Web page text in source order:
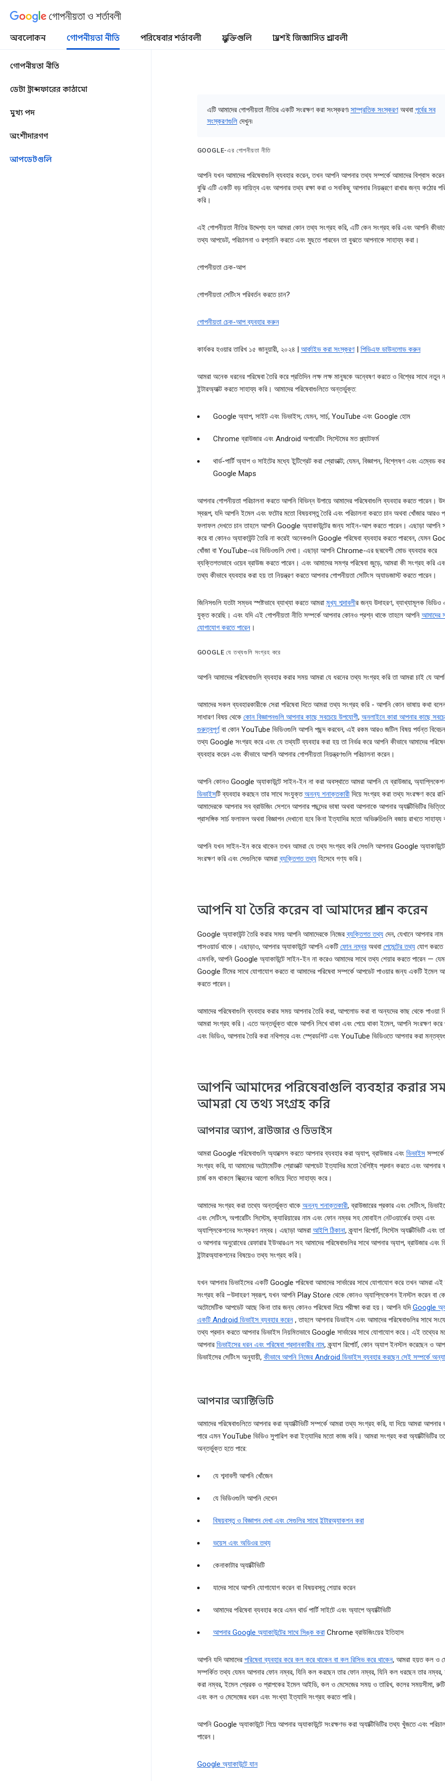
গোপনীয়তা ও শর্তাবলী
অবলোকন গোপনীয়তা নীতি পরিষেবার শর্তাবলী প্রযুক্তিগুলি প্রায়শই জিজ্ঞাসিত প্রশ্নাবলী
গোপনীয়তা নীতি
ডেটা ট্রান্সফারের কাঠামো
মুখ্য পদ
অংশীদারগণ
আপডেটগুলি
এটি আমাদের গোপনীয়তা নীতির একটি সংরক্ষণ করা সংস্করণ৷ সাম্প্রতিক সংস্করণঅথবা পূর্বের সব
সংস্করণগুলিদেখুন৷
GOOGLE-এর গোপনীয়তা নীতি
আপনি যখন আমাদের পরিষেবাগুলি ব্যবহার করেন, তখন আপনি আপনার তথ্য সম্পর্কে আমাদের বিশ্বাস
বুঝি এটি একটি বড় দায়িত্ব এবং আপনার তথ্য রক্ষা করা ও সবকিছু আপনার নিয়ন্ত্রণে রাখার জন্য কঠোর
করি।
এই গোপনীয়তা নীতির উদ্দেশ্য হল আমরা কোন তথ্য সংগ্রহ করি, এটি কেন সংগ্রহ করি এবং আপনি
তথ্য আপডেট, পরিচালনা ও রপ্তানি করতে এবং মুছতে পারবেন তা বুঝতে আপনাকে সাহায্য করা।
গোপনীয়তা চেক-আপ
গোপনীয়তা সেটিংস পরিবর্তন করতে চান?
গোপনীয়তা চেক-আপ ব্যবহার করুন
কার্যকর হওয়ার তারিখ ১৫ জানুয়ারী, ২০২৪ | আর্কাইভ করা সংস্করণ| পিডিএফ ডাউনলোড করুন
আমরা অনেক ধরনের পরিষেবা তৈরি করে প্রতিদিন লক্ষ লক্ষ মানুষকে অন্বেষণ করতে ও বিশ্বের সাথে নতুন
ইন্টারঅ্যাক্ট করতে সাহায্য করি। আমাদের পরিষেবাগুলিতে অন্তর্ভুক্ত:
Google অ্যাপ, সাইট এবং ডিভাইস; যেমন, সার্চ, YouTube এবং Google হোম
Chrome ব্রাউজার এবং Android অপারেটিং সিস্টেমের মত প্ল্যাটফর্ম
থার্ড-পার্টি অ্যাপ ও সাইটের মধ্যে ইন্টিগ্রেট করা প্রোডাক্ট; যেমন, বিজ্ঞাপন, বিশ্লেষণ এবং এম্বেড
Google Maps
আপনার গোপনীয়তা পরিচালনা করতে আপনি বিভিন্ন উপায়ে আমাদের পরিষেবাগুলি ব্যবহার করতে পারেন।
স্বরূপ, যদি আপনি ইমেল এবং ফটোর মতো বিষয়বস্তু তৈরি এবং পরিচালনা করতে চান অথবা খোঁজার আরও
ফলাফল দেখতে চান তাহলে আপনি Google অ্যাকাউন্টের জন্য সাইন-আপ করতে পারেন। এছাড়া
করে বা কোনও অ্যাকাউন্ট তৈরি না করেই অনেকগুলি Google পরিষেবা ব্যবহার করতে পারবেন, যেমন
খোঁজা বা YouTube-এর ভিডিওগুলি দেখা। এছাড়া আপনি Chrome-এর ছদ্মবেশী মোড ব্যবহার করে
ব্যক্তিগতভাবে ওয়েব ব্রাউজ করতে পারেন। এবং আমাদের সমগ্র পরিষেবা জুড়ে, আমরা কী সংগ্রহ করি
তথ্য কীভাবে ব্যবহার করা হয় তা নিয়ন্ত্রণ করতে আপনার গোপনীয়তা সেটিংস অ্যাডজাস্ট করতে পারেন।
জিনিসগুলি যতটা সম্ভব স্পষ্টভাবে ব্যাখ্যা করতে আমরা মুখ্য শব্দাবলীর জন্য উদাহরণ, ব্যাখ্যামূলক ভিডিও
যুক্ত করেছি। এবং যদি এই গোপনীয়তা নীতি সম্পর্কে আপনার কোনও প্রশ্ন থাকে তাহলে আপনি আমাদের
যোগাযোগ করতে পারেন।
GOOGLE যে তথ্যগুলি সংগ্রহ করে
আপনি আমাদের পরিষেবাগুলি ব্যবহার করার সময় আমরা যে ধরনের তথ্য সংগ্রহ করি তা আমরা চাই যে
আমাদের সকল ব্যবহারকারীকে সেরা পরিষেবা দিতে আমরা তথ্য সংগ্রহ করি - আপনি কোন ভাষায় কথা
সাধারণ বিষয় থেকে কোন বিজ্ঞাপনগুলি আপনার কাছে সবচেয়ে উপযোগী, অনলাইনে কারা আপনার কাছে
গুরুত্বপূর্ণবা কোন YouTube ভিডিওগুলি আপনি পছন্দ করবেন, এই রকম আরও জটিল বিষয় পর্যন্ত
তথ্য Google সংগ্রহ করে এবং যে তথ্যটি ব্যবহার করা হয় তা নির্ভর করে আপনি কীভাবে আমাদের
ব্যবহার করেন এবং কীভাবে আপনি আপনার গোপনীয়তা নিয়ন্ত্রণগুলি পরিচালনা করেন।
আপনি কোনও Google অ্যাকাউন্টে সাইন-ইন না করা অবস্থাতে আমরা আপনি যে ব্রাউজার,
ডিভাইসটি ব্যবহার করছেন তার সাথে সংযুক্তঅনন্য শনাক্তকারীদিয়ে সংগ্রহ করা তথ্য সংরক্ষণ করে
আমাদেরকে আপনার সব ব্রাউজিং সেশনে আপনার পছন্দের ভাষা অথবা আপনাকে আপনার অ্যাক্টিভিটির
প্রাসঙ্গিক সার্চ ফলাফল অথবা বিজ্ঞাপন দেখানো হবে কিনা ইত্যাদির মতো অভিরুচিগুলি বজায় রাখতে সাহায্য
আপনি যখন সাইন-ইন করে থাকেন তখন আমরা যে তথ্য সংগ্রহ করি সেগুলি আপনার Google
সংরক্ষণ করি এবং সেগুলিকে আমরাব্যক্তিগত তথ্যহিসেবে গণ্য করি।
আপনি যা তৈরি করেন বা আমাদের প্রদান করেন
Google অ্যাকাউন্ট তৈরি করার সময় আপনি আমাদেরকে নিজেরব্যক্তিগত তথ্যদেন, যেখানে আপনার নাম
পাসওয়ার্ড থাকে। এছাড়াও, আপনার অ্যাকাউন্টে আপনি একটি ফোন নম্বরঅথবা পেমেন্টের তথ্যযোগ করতে
এমনকি, আপনি Google অ্যাকাউন্টে সাইন-ইন না করেও আমাদের সাথে তথ্য শেয়ার করতে পারেন —
Google টিমের সাথে যোগাযোগ করতে বা আমাদের পরিষেবা সম্পর্কে আপডেট পাওয়ার জন্য একটি ইমেল
করতে পারেন।
আমাদের পরিষেবাগুলি ব্যবহার করার সময় আপনার তৈরি করা, আপলোড করা বা অন্যদের কাছ থেকে পাওয়া
আমরা সংগ্রহ করি। এতে অন্তর্ভুক্ত থাকে আপনি লিখে থাকা এবং পেয়ে থাকা ইমেল, আপনি সংরক্ষণ করে
এবং ভিডিও, আপনার তৈরি করা নথিপত্র এবং স্প্রেডশিট এবং YouTube ভিডিওতে আপনার করা
আপনি আমাদের পরিষেবাগুলি ব্যবহার করার
আমরা যে তথ্য সংগ্রহ করি
আপনার অ্যাপ, ব্রাউজার ও ডিভাইস
আমরা Google পরিষেবাগুলি অ্যাক্সেস করতে আপনার ব্যবহার করা অ্যাপ, ব্রাউজার এবং ডিভাইস
সংগ্রহ করি, যা আমাদের অটোমেটিক প্রোডাক্ট আপডেট ইত্যাদির মতো বৈশিষ্ট্য প্রদান করতে এবং আপনার
চার্জ কম থাকলে স্ক্রিনের আলো কমিয়ে দিতে সাহায্য করে।
আমাদের সংগ্রহ করা তথ্যে অন্তর্ভুক্ত থাকে অনন্য শনাক্তকারী, ব্রাউজারের প্রকার এবং সেটিংস,
এবং সেটিংস, অপারেটিং সিস্টেম, ক্যারিয়ারের নাম এবং ফোন নম্বর সহ মোবাইল নেটওয়ার্কের তথ্য এবং
অ্যাপ্লিকেশনের সংস্করণ নম্বর। এছাড়া আমরা আইপি ঠিকানা, ক্র্যাশ রিপোর্ট, সিস্টেম অ্যাক্টিভিটি এবং
ও আপনার অনুরোধের রেফারার ইউআরএল সহ আমাদের পরিষেবাগুলির সাথে আপনার অ্যাপ, ব্রাউজার এবং
ইন্টারঅ্যাকশনের বিষয়েও তথ্য সংগ্রহ করি।
যখন আপনার ডিভাইসের একটি Google পরিষেবা আমাদের সার্ভারের সাথে যোগাযোগ করে তখন আমরা
সংগ্রহ করি –উদাহরণ স্বরূপ, যখন আপনি Play Store থেকে কোনও অ্যাপ্লিকেশন ইনস্টল করেন বা
অটোমেটিক আপডেট আছে কিনা তার জন্য কোনও পরিষেবা দিয়ে পরীক্ষা করা হয়। আপনি যদিGoogle
একটি Android ডিভাইস ব্যবহার করেন, তাহলে আপনার ডিভাইস এবং আমাদের পরিষেবাগুলির সাথে
তথ্য প্রদান করতে আপনার ডিভাইস নিয়মিতভাবে Google সার্ভারের সাথে যোগাযোগ করে। এই তথ্যের
আপনার ডিভাইসের ধরন এবং পরিষেবা প্রদানকারীর নাম, ক্র্যাশ রিপোর্ট, কোন অ্যাপ ইনস্টল করেছেন ও
ডিভাইসের সেটিংস অনুযায়ী, কীভাবে আপনি নিজের Android ডিভাইস ব্যবহার করছেন সেই সম্পর্কে
আপনার অ্যাক্টিভিটি
আমাদের পরিষেবাগুলিতে আপনার করা অ্যাক্টিভিটি সম্পর্কে আমরা তথ্য সংগ্রহ করি, যা দিয়ে আমরা আপনার
পারে এমন YouTube ভিডিও সুপারিশ করা ইত্যাদির মতো কাজ করি। আমরা সংগ্রহ করা অ্যাক্টিভিটির
অন্তর্ভুক্ত হতে পারে:
যে শব্দাবলী আপনি খোঁজেন
যে ভিডিওগুলি আপনি দেখেন
বিষয়বস্তু ও বিজ্ঞাপন দেখা এবং সেগুলির সাথে ইন্টারঅ্যাকশন করা
ভয়েস এবং অডিওর তথ্য
কেনাকাটার অ্যাক্টিভিটি
যাদের সাথে আপনি যোগাযোগ করেন বা বিষয়বস্তু শেয়ার করেন
আমাদের পরিষেবা ব্যবহার করে এমন থার্ড পার্টি সাইটে এবং অ্যাপে অ্যাক্টিভিটি
আপনার Google অ্যাকাউন্টের সাথে সিঙ্ক করাChrome ব্রাউজিংয়ের ইতিহাস
আপনি যদি আমাদের পরিষেবা ব্যবহার করে কল করে থাকেন বা কল রিসিভ করে থাকেন, আমরা হয়ত কল ও
সম্পর্কিত তথ্য যেমন আপনার ফোন নম্বর, যিনি কল করছেন তার ফোন নম্বর, যিনি কল ধরছেন তার নম্বর,
করা নম্বর, ইমেল প্রেরক ও প্রাপকের ইমেল আইডি, কল ও মেসেজের সময় ও তারিখ, কলের সময়সীমা,
এবং কল ও মেসেজের ধরন এবং সংখ্যা ইত্যাদি সংগ্রহ করতে পারি।
আপনি Google অ্যাকাউন্টে গিয়ে আপনার অ্যাকাউন্টে সংরক্ষণভ করা অ্যাক্টিভিটির তথ্য খুঁজতে এবং
পারেন।
Google অ্যাকাউন্টে যান